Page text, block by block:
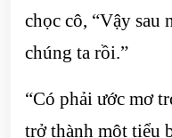
chọc cô, “Vậy sau
chúng ta rồi.”
“Có phải ước mơ
trở thành một tiểu